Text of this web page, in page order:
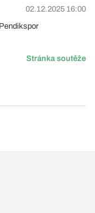
02.12.2025 16:00
Pendikspor
Stránka soutěže